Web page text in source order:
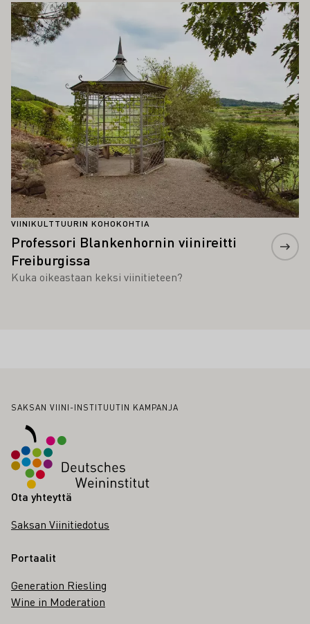
VIINIKULTTUURIN KOHOKOHTIA
Professori Blankenhornin viinireitti
Freiburgissa
Kuka oikeastaan keksi viinitieteen?
Lue lisää
Alatunniste
SAKSAN VIINI-INSTITUUTIN KAMPANJA
Ota yhteyttä
Saksan Viinitiedotus
Portaalit
Generation Riesling
Wine in Moderation